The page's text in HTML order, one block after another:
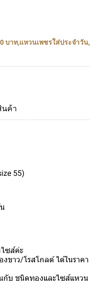
บาท,แหวนเพชรใส่ประจำวัน,
นค้า
55)
ซส์ค่ะ
ขาว/โรสโกลด์ ได้ในราคา
กับ ชนิดทองและไซส์แหวน